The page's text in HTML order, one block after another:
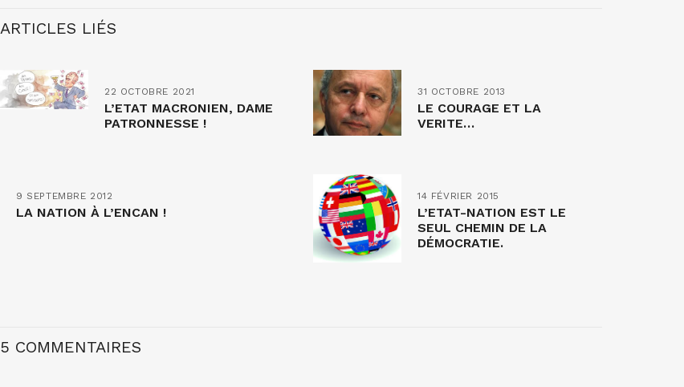
ARTICLES LIÉS
22 OCTOBRE 2021
L’ETAT MACRONIEN, DAME
PATRONNESSE !
31 OCTOBRE 2013
LE COURAGE ET LA
VERITE…
9 SEPTEMBRE 2012
LA NATION À L’ENCAN !
14 FÉVRIER 2015
L’ETAT-NATION EST LE
SEUL CHEMIN DE LA
DÉMOCRATIE.
5 COMMENTAIRES